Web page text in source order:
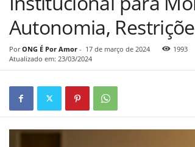
Autonomia,
Por ONG É Por Amor- 17 de março de 2024
1993
Atualizado em: 23/03/2024